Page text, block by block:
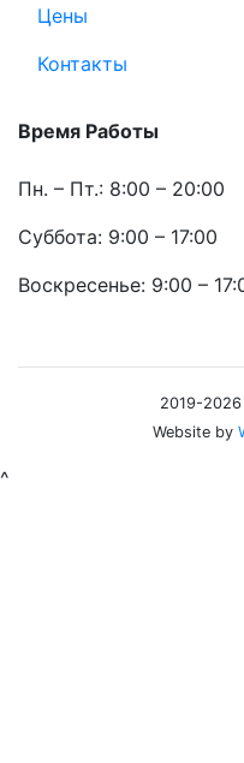
Цены
Контакты
Время Работы
Пн. – Пт.: 8:00 – 20:00
Суббота: 9:00 – 17:00
Воскресенье: 9:00 –
2019-
Website by
^